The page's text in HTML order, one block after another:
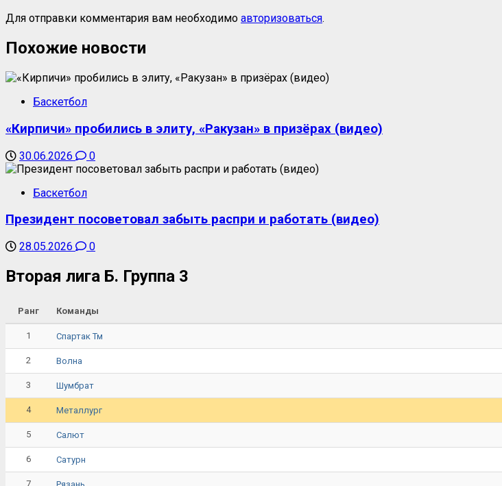
Для отправки комментария вам необходимо авторизоваться.
Похожие новости
Баскетбол
«Кирпичи» пробились в элиту, «Ракузан» в призёрах (видео)
30.06.2026 0
Баскетбол
Президент посоветовал забыть распри и работать (видео)
28.05.2026 0
Вторая лига Б. Группа 3
Ранг Команды
1 Спартак Тм
2 Волна
3 Шумбрат
4 Металлург
5 Салют
6 Сатурн
7